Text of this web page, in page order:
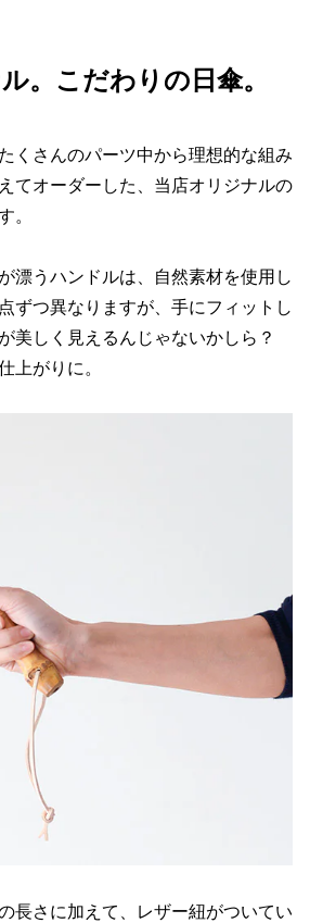
。こだわりの日傘。
くさんのパーツ中から理想的な組み
てオーダーした、当店オリジナルの
。
漂うハンドルは、自然素材を使用し
ずつ異なりますが、手にフィットし
美しく見えるんじゃないかしら？
上がりに。
長さに加えて、レザー紐がついてい